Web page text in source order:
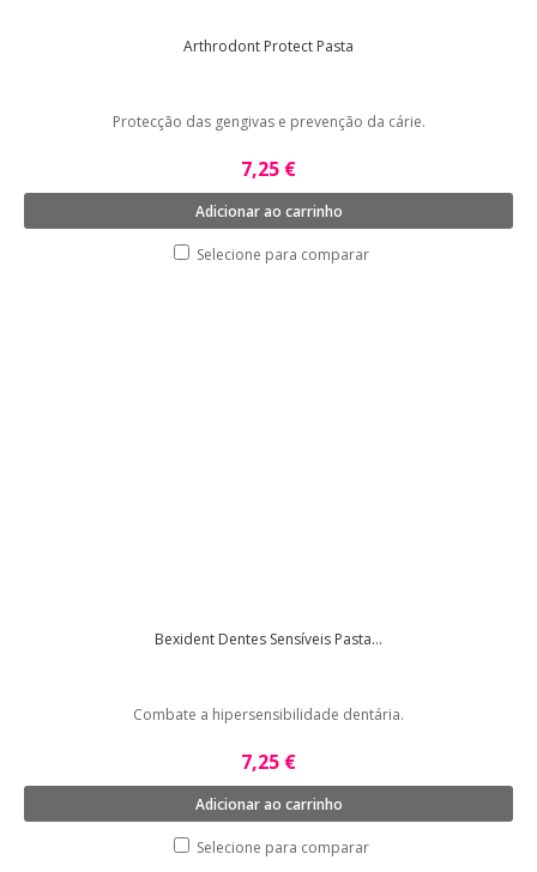
Arthrodont Protect Pasta
Protecção das gengivas e prevenção da cárie.
7,25 €
Adicionar ao carrinho
Selecione para comparar
Bexident Dentes Sensíveis Pasta...
Combate a hipersensibilidade dentária.
7,25 €
Adicionar ao carrinho
Selecione para comparar